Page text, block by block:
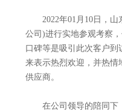
2022年01月10日，山
公司)进行实地参观考察
口碑等是吸引此次客户
来表示热烈欢迎，并热情
供应商。
在公司领导的陪同下，